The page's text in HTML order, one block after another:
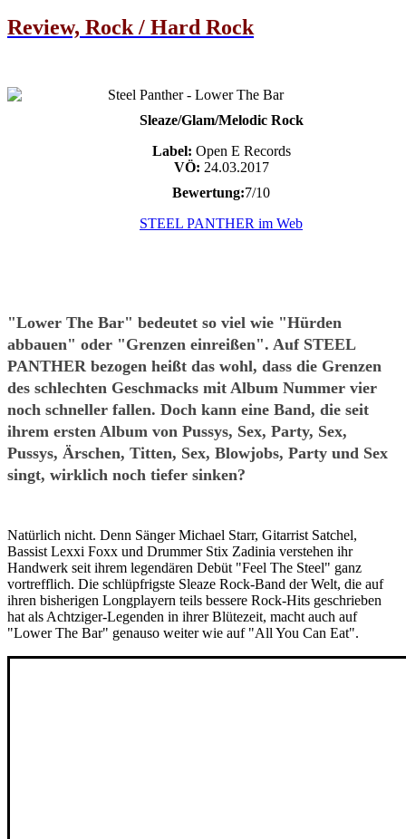
Review, Rock / Hard Rock
Sleaze/Glam/Melodic Rock
Label: Open E Records
VÖ: 24.03.2017
Bewertung:7/10
STEEL PANTHER im Web
"Lower The Bar" bedeutet so viel wie "Hürden
abbauen" oder "Grenzen einreißen". Auf STEEL
PANTHER bezogen heißt das wohl, dass die Grenzen
des schlechten Geschmacks mit Album Nummer vier
noch schneller fallen. Doch kann eine Band, die seit
ihrem ersten Album von Pussys, Sex, Party, Sex,
Pussys, Ärschen, Titten, Sex, Blowjobs, Party und Sex
singt, wirklich noch tiefer sinken?
Natürlich nicht. Denn Sänger Michael Starr, Gitarrist Satchel,
Bassist Lexxi Foxx und Drummer Stix Zadinia verstehen ihr
Handwerk seit ihrem legendären Debüt "Feel The Steel" ganz
vortrefflich. Die schlüpfrigste Sleaze Rock-Band der Welt, die auf
ihren bisherigen Longplayern teils bessere Rock-Hits geschrieben
hat als Achtziger-Legenden in ihrer Blütezeit, macht auch auf
"Lower The Bar" genauso weiter wie auf "All You Can Eat".